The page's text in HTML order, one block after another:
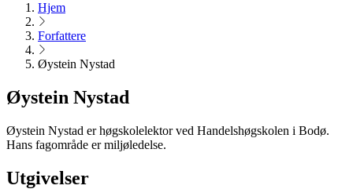
Hjem
Forfattere
Øystein Nystad
Øystein Nystad
Øystein Nystad er høgskolelektor ved Handelshøgskolen i Bodø.
Hans fagområde er miljøledelse.
Utgivelser